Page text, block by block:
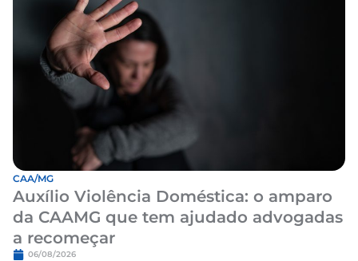
CAA/MG
Auxílio Violência Doméstica: o amparo
da CAAMG que tem ajudado advogadas
a recomeçar
06/08/2026